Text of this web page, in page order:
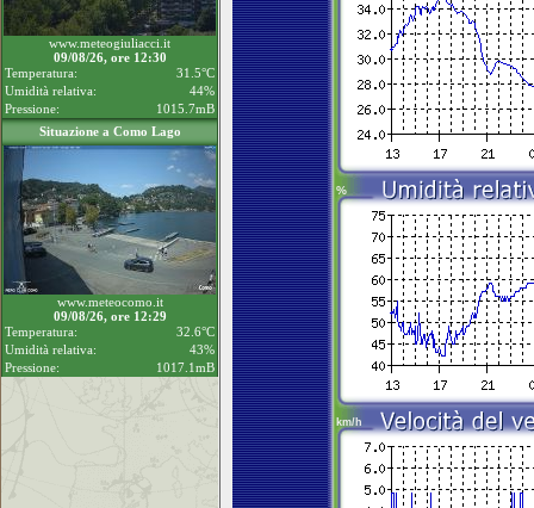
www.meteogiuliacci.it
09/08/26, ore 12:30
Temperatura:
31.5°C
Umidità relativa:
44%
Pressione:
1015.7mB
Situazione a Como Lago
www.meteocomo.it
09/08/26, ore 12:29
Temperatura:
32.6°C
Umidità relativa:
43%
Pressione:
1017.1mB